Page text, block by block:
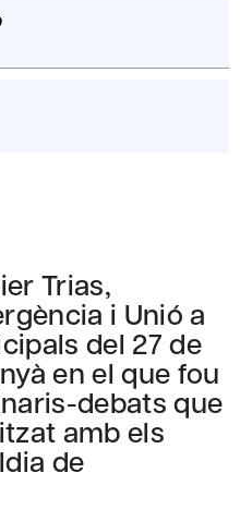
Trias,
i Unió a
del 27 de
en el que fou
debats que
amb els
de